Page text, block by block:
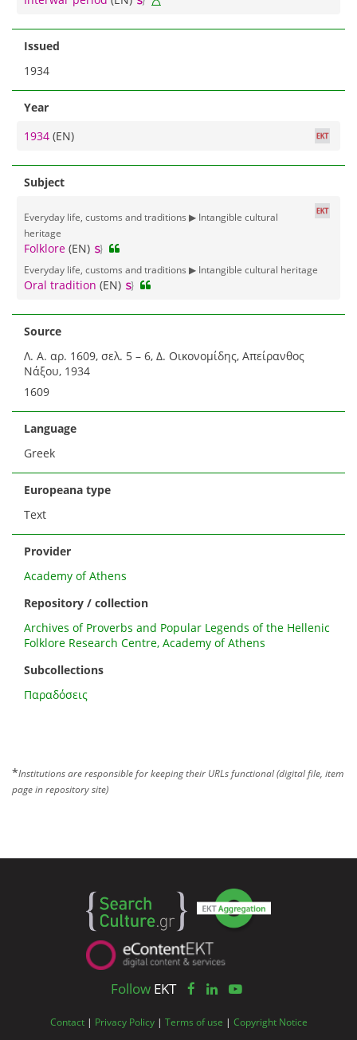
Issued
1934
Year
1934 (EN)
Subject
Everyday life, customs and traditions ▶ Intangible cultural
heritage
Folklore (EN)
Everyday life, customs and traditions ▶ Intangible cultural heritage
Oral tradition (EN)
Source
Λ. Α. αρ. 1609, σελ. 5 – 6, Δ. Οικονομίδης, Απείρανθος
Νάξου, 1934
1609
Language
Greek
Europeana type
Text
Provider
Academy of Athens
Repository / collection
Archives of Proverbs and Popular Legends of the Hellenic
Folklore Research Centre, Academy of Athens
Subcollections
Παραδόσεις
*Institutions are responsible for keeping their URLs functional (digital file, item
page in repository site)
Follow EKT
Contact | Privacy Policy | Terms of use | Copyright Notice